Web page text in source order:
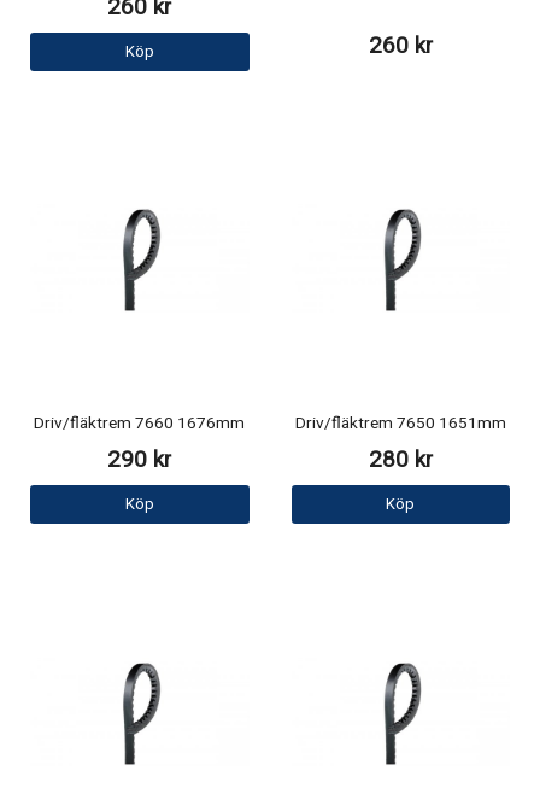
260 kr
Köp 260 kr
Driv/fläktrem 7660 1676mm
290 kr
Köp
Driv/fläktrem 7650 1651mm
280 kr
Köp